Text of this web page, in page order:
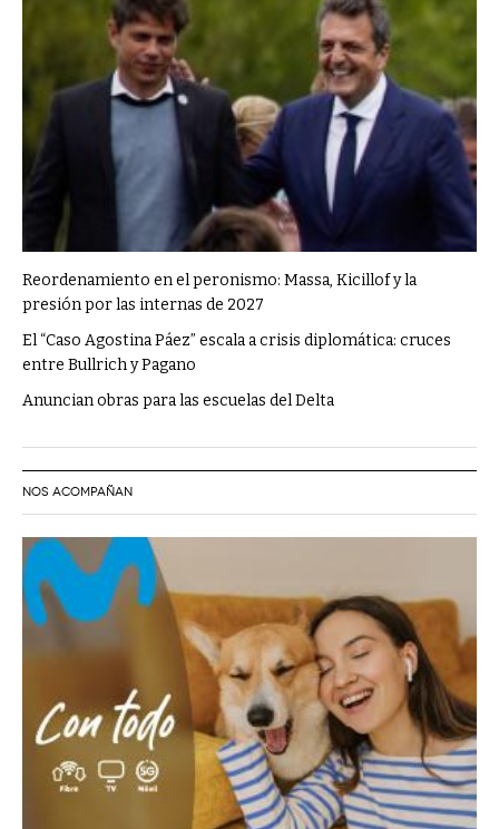
Reordenamiento en el peronismo: Massa, Kicillof y la
presión por las internas de 2027
El “Caso Agostina Páez” escala a crisis diplomática: cruces
entre Bullrich y Pagano
Anuncian obras para las escuelas del Delta
NOS ACOMPAÑAN